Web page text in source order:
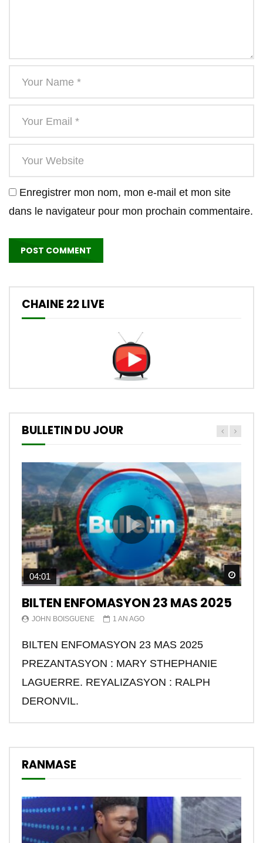
Enregistrer mon nom, mon e-mail et mon site
dans le navigateur pour mon prochain commentaire.
CHAINE 22 LIVE
BULLETIN DU JOUR
04:01
BILTEN ENFOMASYON 23 MAS 2025
JOHN BOISGUENE 1 AN AGO
BILTEN ENFOMASYON 23 MAS 2025
PREZANTASYON : MARY STHEPHANIE
LAGUERRE. REYALIZASYON : RALPH
DERONVIL.
RANMASE